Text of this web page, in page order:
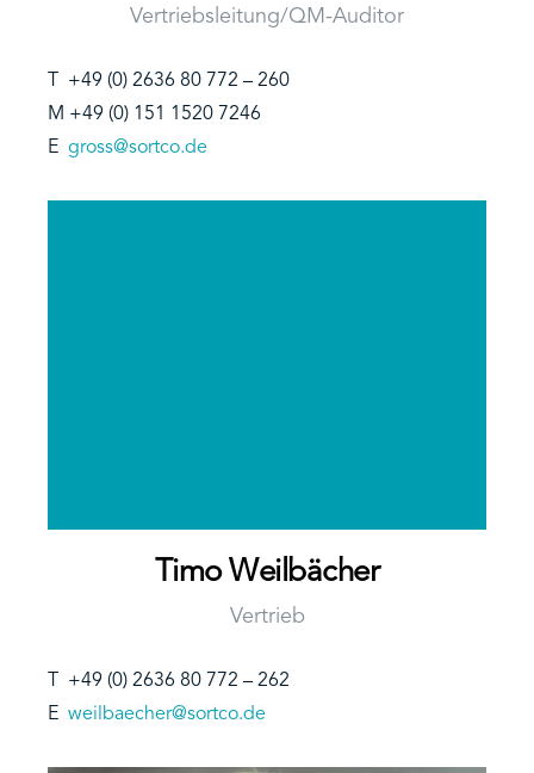
Vertriebsleitung/QM-Auditor
T +49 (0) 2636 80 772 – 260
M +49 (0) 151 1520 7246
E gross@sortco.de
Timo Weilbächer
Vertrieb
T +49 (0) 2636 80 772 – 262
E weilbaecher@sortco.de